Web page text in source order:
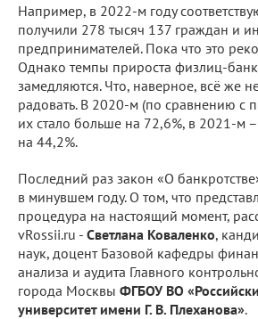
Например, в 2022-м году
получили 278 тысяч 137 граждан и
предпринимателей. Пока что это
Однако темпы прироста физлиц-
замедляются. Что, наверное, всё же
радовать. В 2020-м (по сравнению с
их стало больше на 72,6%, в 2021-м
на 44,2%.
Последний раз закон «О
в минувшем году. О том, что
процедура на настоящий момент,
vRossii.ru - Светлана Коваленко,
наук, доцент Базовой кафедры
анализа и аудита Главного
города Москвы ФГБОУ ВО
университет имени Г. В. Плеханова».